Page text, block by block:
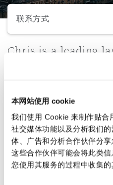
本网站使用 cookie
我们使用 Cookie 来制作贴合
社交媒体功能以及分析我们
体、广告和分析合作伙伴分
这些合作伙伴可能会将此类
您使用其服务的过程中收集的
管法规与调查
尔本
斯
海
萨斯城
杉矶
阿密
塞尔多夫
拉斯哥（G1大厦）
尔福德
联系方式
联系方式
法律解析
Chris is a leading
直线
+44 (0) 20 7876 6216